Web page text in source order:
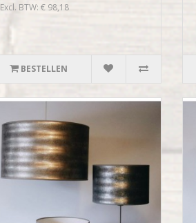
Excl. BTW: € 98,18
BESTELLEN